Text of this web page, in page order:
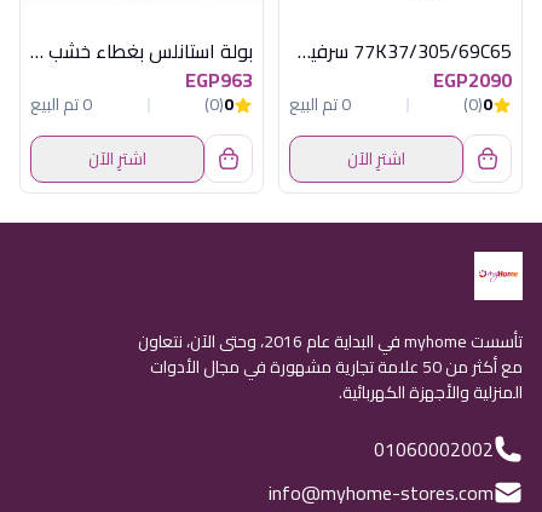
77K37/305/69C65 سرفيس مربع كاسكاد
EGP2090
0
(0)
0 تم البيع
اشترِ الآن
بولة استانلس بغطاء خشب اكسفورد OX-46
EGP963
0
(0)
0 تم البيع
اشترِ الآن
تأسست myhome في البداية عام 2016، وحتى الآن، نتعاون
مع أكثر من 50 علامة تجارية مشهورة في مجال الأدوات
المنزلية والأجهزة الكهربائية.
01060002002
info@myhome-stores.com